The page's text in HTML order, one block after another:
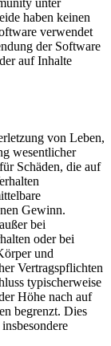
unter
haben keinen
verwendet
der Software
auf Inhalte
von Leben,
wesentlicher
Schäden, die auf
Gewinn.
bei
oder bei
und
Vertragspflichten
typischerweise
Höhe nach auf
begrenzt. Dies